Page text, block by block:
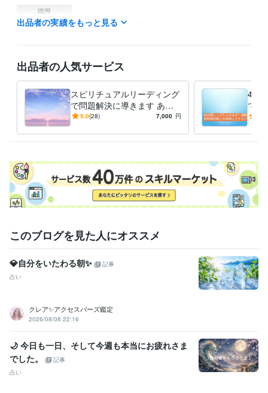
職歴
healing space kazu 2011年9月 ~ 現在
資格・検定
悩み相談・カウンセリング 心や体の不調の緩和
癒し ヒーリング
占い 人間関係、ツインレイ、恋愛、仕事、病気
人生 愛 仕事 性格
学歴
出品者の実績をもっと見る
出品者の人気サービス
スピリチュアルリーディング
で問題解決に導きます あな
たのお悩みに対して適切なア
5.0(28) 7,000 円
45分
で、
体が
このブログを見た人にオススメ
💎自分をいたわる朝✨
記事
占い
クレア✨アクセスバーズ鑑定
2026/08/08 22:16
🌙 今日も一日、そして今週も本当にお疲れさま
でした。
記事
占い